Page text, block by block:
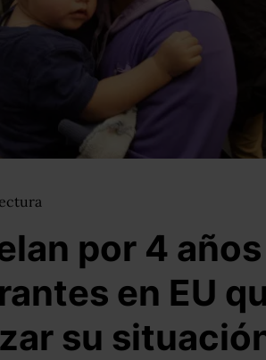
por 4
en EU
su